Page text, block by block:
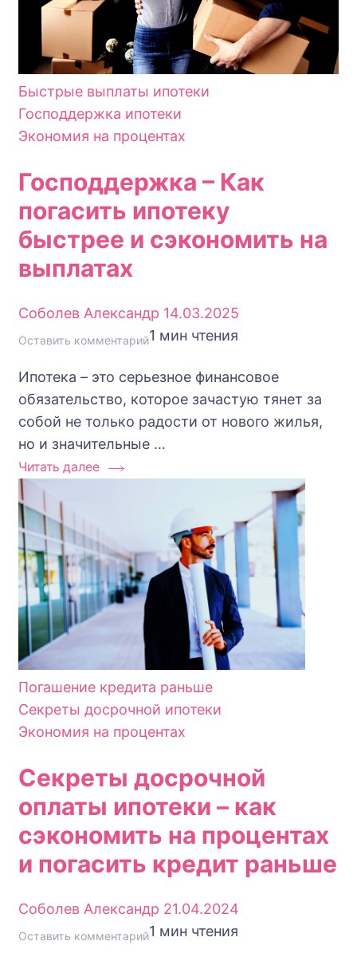
Быстрые выплаты ипотеки
Господдержка ипотеки
Экономия на процентах
Господдержка – Как
погасить ипотеку
быстрее и сэкономить на
выплатах
Соболев Александр 14.03.2025
Оставить комментарийк
–
Как
погасить
ипотеку
выплатах
1 мин чтения
Ипотека – это серьезное финансовое
обязательство, которое зачастую тянет за
собой не только радости от нового жилья,
но и значительные …
Читать далее
Погашение кредита раньше
Секреты досрочной ипотеки
Экономия на процентах
Секреты досрочной
оплаты ипотеки – как
сэкономить на процентах
и погасить кредит раньше
Соболев Александр 21.04.2024
Оставить комментарийк1 мин чтения